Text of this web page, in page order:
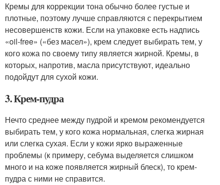
Кремы для коррекции тона обычно более густые и
плотные, поэтому лучше справляются с перекрытием
несовершенств кожи. Если на упаковке есть надпись
«oil-free» («без масел»), крем следует выбирать тем, у
кого кожа по своему типу является жирной. Кремы, в
которых, напротив, масла присутствуют, идеально
подойдут для сухой кожи.
3. Крем-пудра
Нечто среднее между пудрой и кремом рекомендуется
выбирать тем, у кого кожа нормальная, слегка жирная
или слегка сухая. Если у кожи ярко выраженные
проблемы (к примеру, себума выделяется слишком
много и на коже появляется жирный блеск), то крем-
пудра с ними не справится.